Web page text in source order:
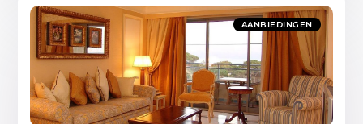
AANBIEDINGEN